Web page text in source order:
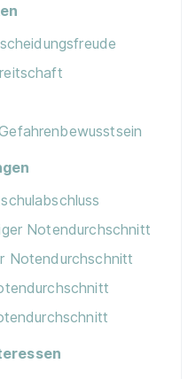
Kur­se
Notendurchschnitt
Notendurchschnitt